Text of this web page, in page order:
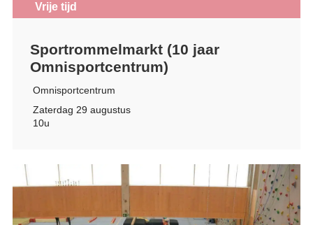
Vrije tijd
Sportrommelmarkt (10 jaar
Omnisportcentrum)
Omnisportcentrum
Zaterdag 29 augustus
10u